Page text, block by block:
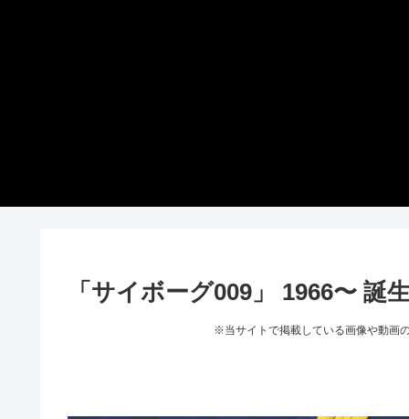
「サイボーグ009」 1966〜 誕
※当サイトで掲載している画像や動画